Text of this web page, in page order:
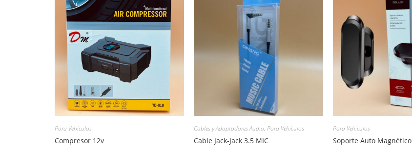
Para Vehículos
Compresor 12v
Cables y Adaptadores Audio, Para Vehículos
Cable Jack-Jack 3.5 MIC
Para Vehículos
Soporte Auto Magnético